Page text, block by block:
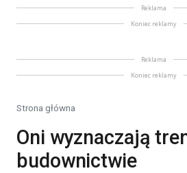
Reklama
Koniec reklamy
Reklama
Koniec reklamy
Strona główna
Oni wyznaczają
budownictwie